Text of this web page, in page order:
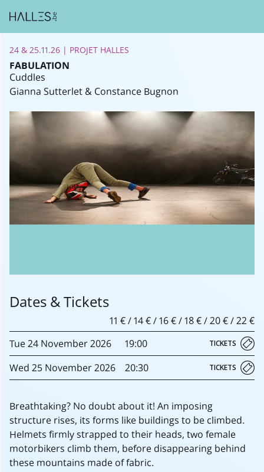
24 & 25.11.26 | PROJET HALLES
FABULATION
Cuddles
Gianna Sutterlet & Constance Bugnon
Dates & Tickets
11 € / 14 € / 16 € / 18 € / 20 € / 22 €
Tue24 November2026 19:00 TICKETS
Wed 25 November2026 20:30 TICKETS
Breathtaking? No doubt about it! An imposing
structure rises, its forms like buildings to be climbed.
Helmets firmly strapped to their heads, two female
motorbikers climb them, before disappearing behind
these mountains made of fabric.